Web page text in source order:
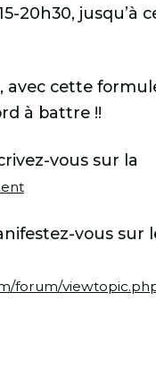
20h30, jusqu’à
avec cette
à battre !!
vous sur la
vous sur
forum/